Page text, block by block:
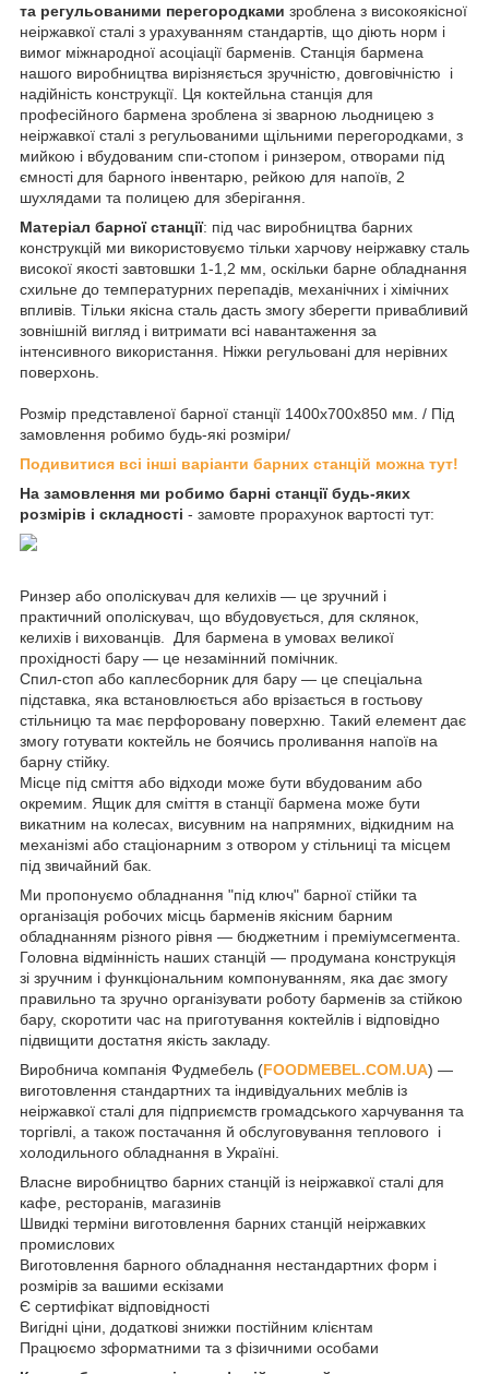
та регульованими перегородками зроблена з високоякісної
неіржавкої сталі з урахуванням стандартів, що діють норм і
вимог міжнародної асоціації барменів. Станція бармена
нашого виробництва вирізняється зручністю, довговічністю і
надійність конструкції. Ця коктейльна станція для
професійного бармена зроблена зі зварною льодницею з
неіржавкої сталі з регульованими щільними перегородками, з
мийкою і вбудованим спи-стопом і ринзером, отворами під
ємності для барного інвентарю, рейкою для напоїв, 2
шухлядами та полицею для зберігання.
Матеріал барної станції: під час виробництва барних
конструкцій ми використовуємо тільки харчову неіржавку сталь
високої якості завтовшки 1-1,2 мм, оскільки барне обладнання
схильне до температурних перепадів, механічних і хімічних
впливів. Тільки якісна сталь дасть змогу зберегти привабливий
зовнішній вигляд і витримати всі навантаження за
інтенсивного використання. Ніжки регульовані для нерівних
поверхонь.
Розмір представленої барної станції 1400х700х850 мм. / Під
замовлення робимо будь-які розміри/
Подивитися всі інші варіанти барних станцій можна тут!
На замовлення ми робимо барні станції будь-яких
розмірів і складності - замовте прорахунок вартості тут:
Ринзер або ополіскувач для келихів — це зручний і
практичний ополіскувач, що вбудовується, для склянок,
келихів і вихованців. Для бармена в умовах великої
прохідності бару — це незамінний помічник.
Спил-стоп або каплесборник для бару — це спеціальна
підставка, яка встановлюється або врізається в гостьову
стільницю та має перфоровану поверхню. Такий елемент дає
змогу готувати коктейль не боячись проливання напоїв на
барну стійку.
Місце під сміття або відходи може бути вбудованим або
окремим. Ящик для сміття в станції бармена може бути
викатним на колесах, висувним на напрямних, відкидним на
механізмі або стаціонарним з отвором у стільниці та місцем
під звичайний бак.
Ми пропонуємо обладнання "під ключ" барної стійки та
організація робочих місць барменів якісним барним
обладнанням різного рівня — бюджетним і преміумсегмента.
Головна відмінність наших станцій — продумана конструкція
зі зручним і функціональним компонуванням, яка дає змогу
правильно та зручно організувати роботу барменів за стійкою
бару, скоротити час на приготування коктейлів і відповідно
підвищити достатня якість закладу.
Виробнича компанія Фудмебель (FOODMEBEL.СOM.UA) —
виготовлення стандартних та індивідуальних меблів із
неіржавкої сталі для підприємств громадського харчування та
торгівлі, а також постачання й обслуговування теплового і
холодильного обладнання в Україні.
Власне виробництво барних станцій із неіржавкої сталі для
кафе, ресторанів, магазинів
Швидкі терміни виготовлення барних станцій неіржавких
промислових
Виготовлення барного обладнання нестандартних форм і
розмірів за вашими ескізами
Є сертифікат відповідності
Вигідні ціни, додаткові знижки постійним клієнтам
Працюємо зформатними та з фізичними особами